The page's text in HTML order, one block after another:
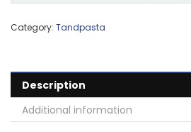
Category: Tandpasta
Description
Additional information